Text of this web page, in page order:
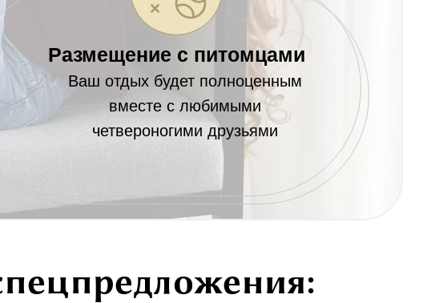
Ваш отдых будет полноценным
вместе с любимыми
четвероногими друзьями
Размещение с питомцами